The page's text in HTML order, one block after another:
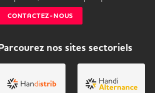
CONTACTEZ-NOUS
nos sites sectoriels